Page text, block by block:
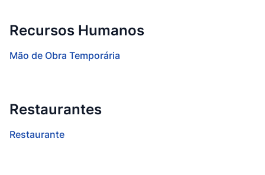
Recursos Humanos
Mão de Obra Temporária
Restaurantes
Restaurante